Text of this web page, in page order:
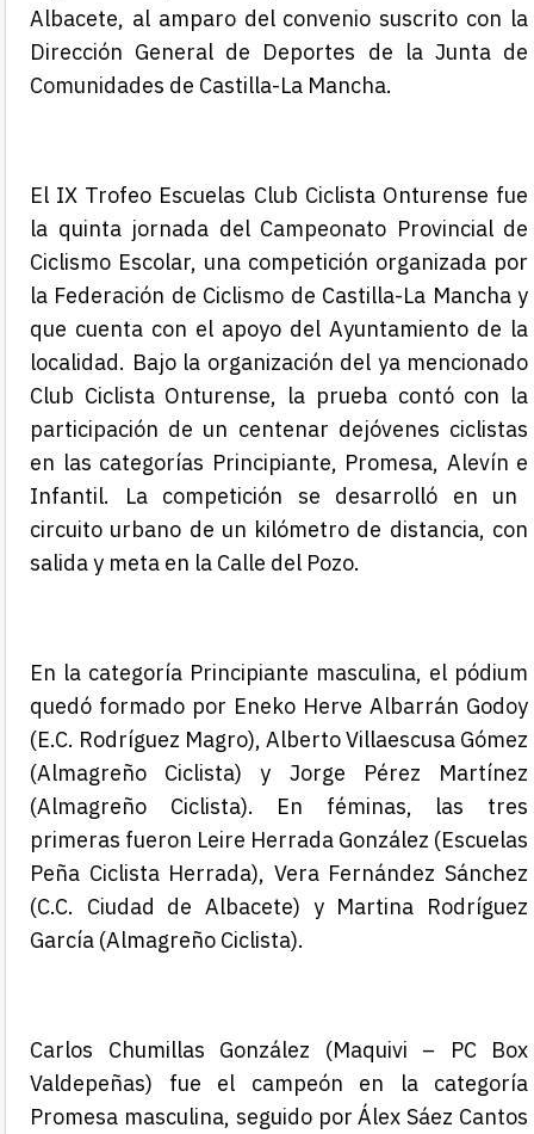
Albacete, al amparo del convenio suscrito con la
Dirección General de Deportes de la Junta de
Comunidades de Castilla-La Mancha.
El IX Trofeo Escuelas Club Ciclista Onturense fue
la quinta jornada del Campeonato Provincial de
Ciclismo Escolar, una competición organizada por
la Federación de Ciclismo de Castilla-La Mancha y
que cuenta con el apoyo del Ayuntamiento de la
localidad. Bajo la organización del ya mencionado
Club Ciclista Onturense, la prueba contó con la
participación de un centenar dejóvenes ciclistas
en las categorías Principiante, Promesa, Alevín e
Infantil. La competición se desarrolló en un
circuito urbano de un kilómetro de distancia, con
salida y meta en la Calle del Pozo.
En la categoría Principiante masculina, el pódium
quedó formado por Eneko Herve Albarrán Godoy
(E.C. Rodríguez Magro), Alberto Villaescusa Gómez
(Almagreño Ciclista) y Jorge Pérez Martínez
(Almagreño Ciclista). En féminas, las tres
primeras fueron Leire Herrada González (Escuelas
Peña Ciclista Herrada), Vera Fernández Sánchez
(C.C. Ciudad de Albacete) y Martina Rodríguez
García (Almagreño Ciclista).
Carlos Chumillas González (Maquivi – PC Box
Valdepeñas) fue el campeón en la categoría
Promesa masculina, seguido por Álex Sáez Cantos